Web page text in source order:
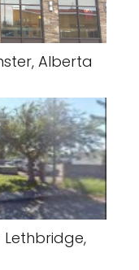
Alberta
Lethbridge,